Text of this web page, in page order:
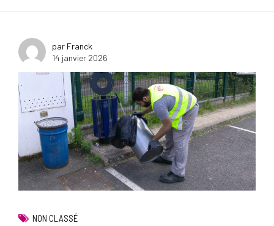
par Franck
14 janvier 2026
NON CLASSÉ